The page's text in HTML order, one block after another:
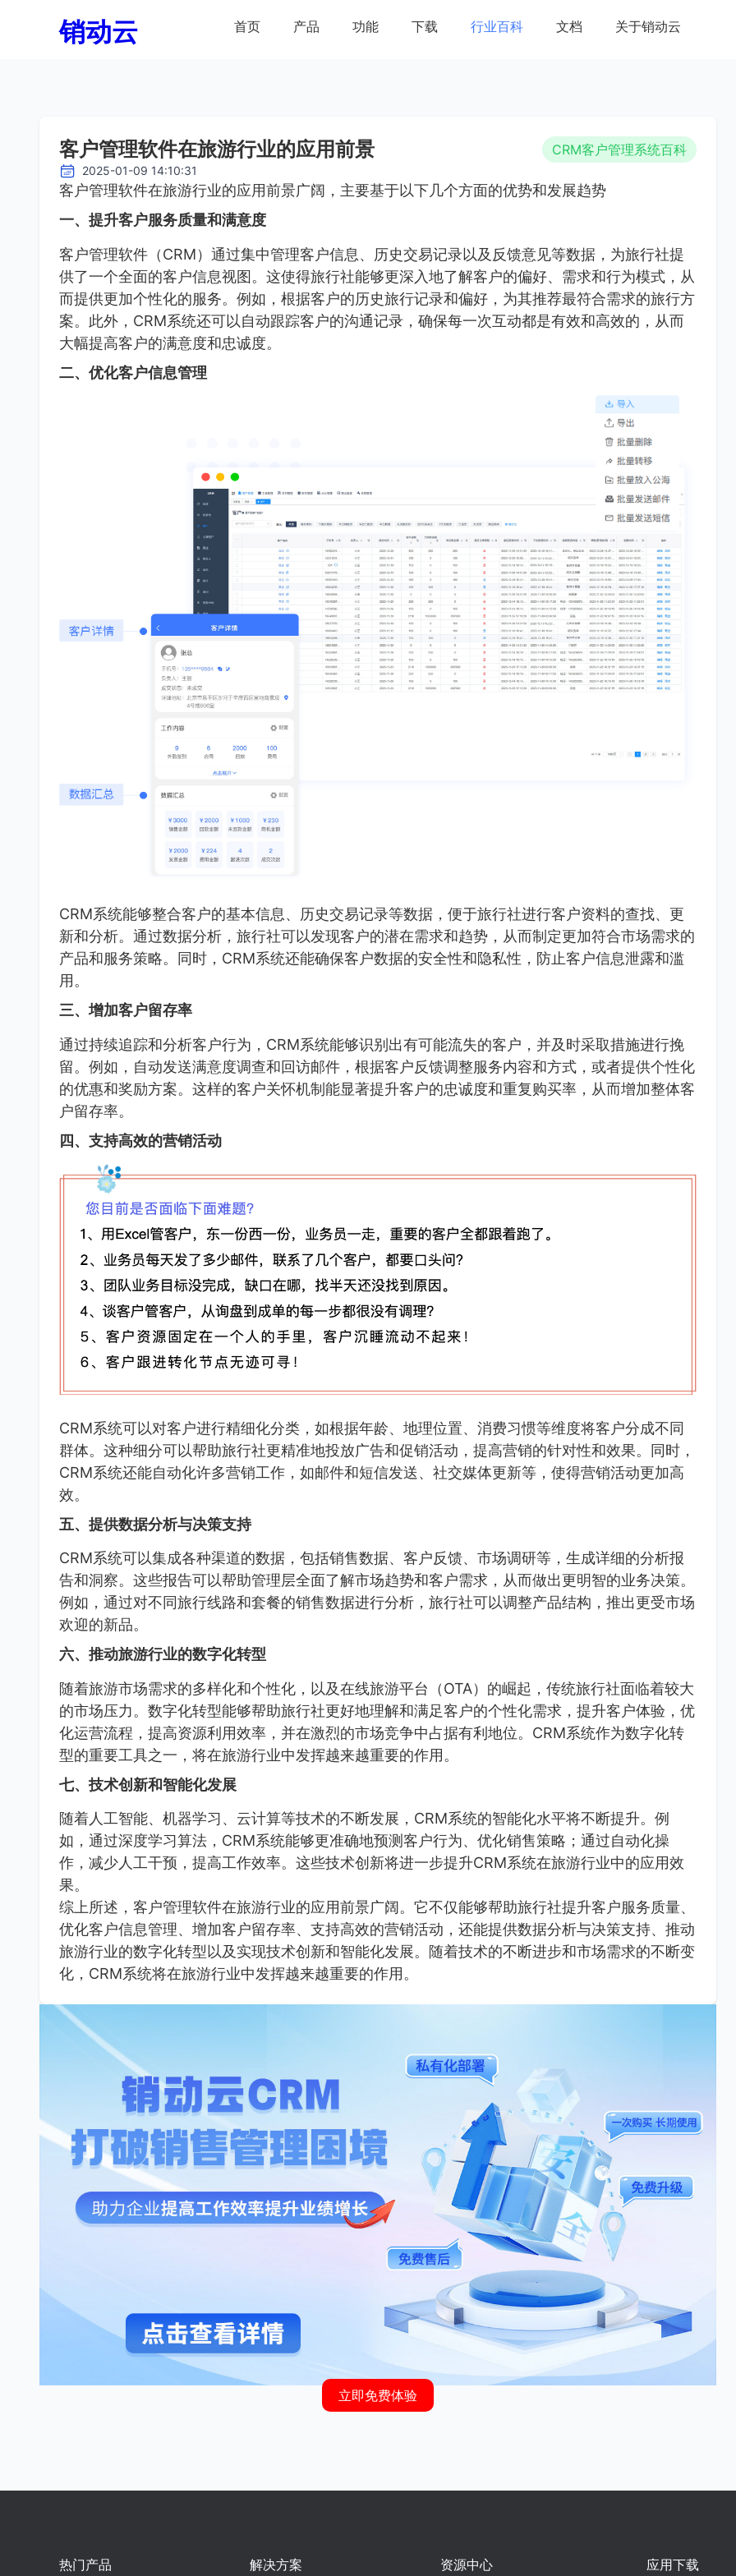
销动云 首页 产品 功能 下载 行业百科 文档 关于销动云
客户管理软件在旅游行业的应用前景 CRM客户管理系统百科
2025-01-09 14:10:31
客户管理软件在旅游行业的应用前景广阔，主要基于以下几个方面的优势和发展趋势
一、提升客户服务质量和满意度
客户管理软件（CRM）通过集中管理客户信息、历史交易记录以及反馈意见等数据，为旅行社提
供了一个全面的客户信息视图。这使得旅行社能够更深入地了解客户的偏好、需求和行为模式，从
而提供更加个性化的服务。例如，根据客户的历史旅行记录和偏好，为其推荐最符合需求的旅行方
案。此外，CRM系统还可以自动跟踪客户的沟通记录，确保每一次互动都是有效和高效的，从而
大幅提高客户的满意度和忠诚度。
二、优化客户信息管理
CRM系统能够整合客户的基本信息、历史交易记录等数据，便于旅行社进行客户资料的查找、更
新和分析。通过数据分析，旅行社可以发现客户的潜在需求和趋势，从而制定更加符合市场需求的
产品和服务策略。同时，CRM系统还能确保客户数据的安全性和隐私性，防止客户信息泄露和滥
用。
三、增加客户留存率
通过持续追踪和分析客户行为，CRM系统能够识别出有可能流失的客户，并及时采取措施进行挽
留。例如，自动发送满意度调查和回访邮件，根据客户反馈调整服务内容和方式，或者提供个性化
的优惠和奖励方案。这样的客户关怀机制能显著提升客户的忠诚度和重复购买率，从而增加整体客
户留存率。
四、支持高效的营销活动
CRM系统可以对客户进行精细化分类，如根据年龄、地理位置、消费习惯等维度将客户分成不同
群体。这种细分可以帮助旅行社更精准地投放广告和促销活动，提高营销的针对性和效果。同时，
CRM系统还能自动化许多营销工作，如邮件和短信发送、社交媒体更新等，使得营销活动更加高
效。
五、提供数据分析与决策支持
CRM系统可以集成各种渠道的数据，包括销售数据、客户反馈、市场调研等，生成详细的分析报
告和洞察。这些报告可以帮助管理层全面了解市场趋势和客户需求，从而做出更明智的业务决策。
例如，通过对不同旅行线路和套餐的销售数据进行分析，旅行社可以调整产品结构，推出更受市场
欢迎的新品。
六、推动旅游行业的数字化转型
随着旅游市场需求的多样化和个性化，以及在线旅游平台（OTA）的崛起，传统旅行社面临着较大
的市场压力。数字化转型能够帮助旅行社更好地理解和满足客户的个性化需求，提升客户体验，优
化运营流程，提高资源利用效率，并在激烈的市场竞争中占据有利地位。CRM系统作为数字化转
型的重要工具之一，将在旅游行业中发挥越来越重要的作用。
七、技术创新和智能化发展
随着人工智能、机器学习、云计算等技术的不断发展，CRM系统的智能化水平将不断提升。例
如，通过深度学习算法，CRM系统能够更准确地预测客户行为、优化销售策略；通过自动化操
作，减少人工干预，提高工作效率。这些技术创新将进一步提升CRM系统在旅游行业中的应用效
果。
综上所述，客户管理软件在旅游行业的应用前景广阔。它不仅能够帮助旅行社提升客户服务质量、
优化客户信息管理、增加客户留存率、支持高效的营销活动，还能提供数据分析与决策支持、推动
旅游行业的数字化转型以及实现技术创新和智能化发展。随着技术的不断进步和市场需求的不断变
化，CRM系统将在旅游行业中发挥越来越重要的作用。
立即免费体验
热门产品 解决方案 资源中心 应用下载